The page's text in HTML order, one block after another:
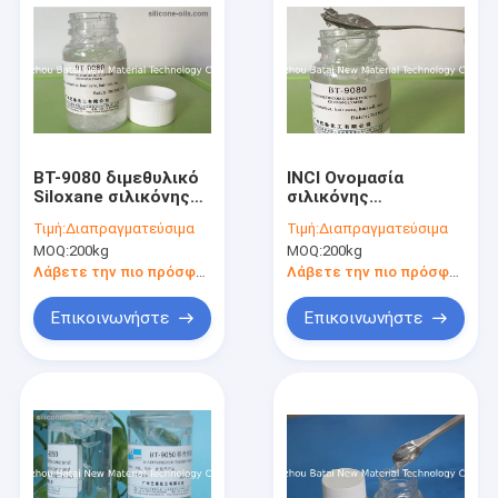
Προϊόντα
Περίπου εμείς
BT-9080 διμεθυλικό
Siloxane σιλικόνης
ισχυρή αίσθηση
σκονών πολυμερούς
μίγματος
Τιμή:Διαπραγματεύσιμα
MOQ:200kg
Λάβετε την πιο πρόσφατη τιμή
Επικοινωνήστε
INCI Ονομασία
σιλικόνης
1000000 - 2000000
ιξώδες BT-9080
Τιμή:Διαπραγματεύσιμα
MOQ:200kg
Λάβετε την πιο πρόσφατη τιμή
Επικοινωνήστε